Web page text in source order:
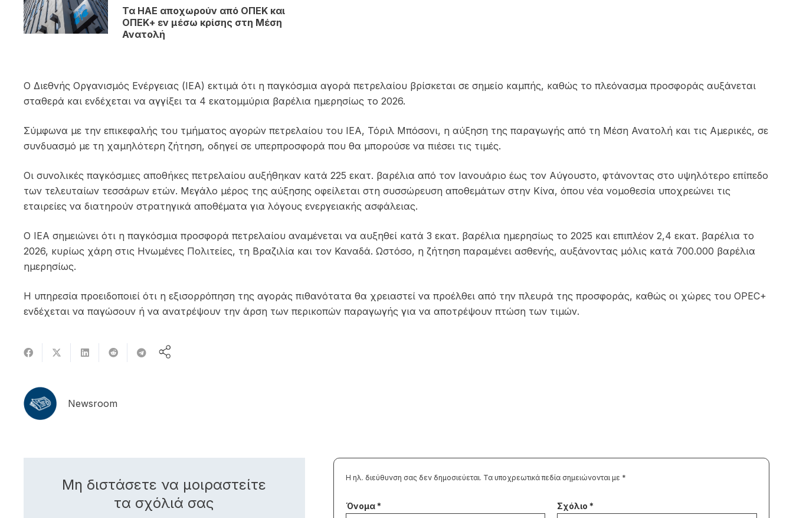
Τα ΗΑΕ αποχωρούν από ΟΠΕΚ και
ΟΠΕΚ+ εν μέσω κρίσης στη Μέση
Ανατολή
O Διεθνής Οργανισμός Ενέργειας (IEA) εκτιμά ότι η παγκόσμια αγορά πετρελαίου βρίσκεται σε σημείο καμπής, καθώς το πλεόνασμα προσφοράς αυξάνεται
σταθερά και ενδέχεται να αγγίξει τα 4 εκατομμύρια βαρέλια ημερησίως το 2026.
Σύμφωνα με την επικεφαλής του τμήματος αγορών πετρελαίου του IEA, Τόριλ Μπόσονι, η αύξηση της παραγωγής από τη Μέση Ανατολή και τις Αμερικές, σε
συνδυασμό με τη χαμηλότερη ζήτηση, οδηγεί σε υπερπροσφορά που θα μπορούσε να πιέσει τις τιμές.
Οι συνολικές παγκόσμιες αποθήκες πετρελαίου αυξήθηκαν κατά 225 εκατ. βαρέλια από τον Ιανουάριο έως τον Αύγουστο, φτάνοντας στο υψηλότερο επίπεδο
των τελευταίων τεσσάρων ετών. Μεγάλο μέρος της αύξησης οφείλεται στη συσσώρευση αποθεμάτων στην Κίνα, όπου νέα νομοθεσία υποχρεώνει τις
εταιρείες να διατηρούν στρατηγικά αποθέματα για λόγους ενεργειακής ασφάλειας.
Ο IEA σημειώνει ότι η παγκόσμια προσφορά πετρελαίου αναμένεται να αυξηθεί κατά 3 εκατ. βαρέλια ημερησίως το 2025 και επιπλέον 2,4 εκατ. βαρέλια το
2026, κυρίως χάρη στις Ηνωμένες Πολιτείες, τη Βραζιλία και τον Καναδά. Ωστόσο, η ζήτηση παραμένει ασθενής, αυξάνοντας μόλις κατά 700.000 βαρέλια
ημερησίως.
Η υπηρεσία προειδοποιεί ότι η εξισορρόπηση της αγοράς πιθανότατα θα χρειαστεί να προέλθει από την πλευρά της προσφοράς, καθώς οι χώρες του OPEC+
ενδέχεται να παγώσουν ή να ανατρέψουν την άρση των περικοπών παραγωγής για να αποτρέψουν πτώση των τιμών.
Newsroom
Μη διστάσετε να μοιραστείτε
τα σχόλιά σας
Η ηλ. διεύθυνση σας δεν δημοσιεύεται. Τα υποχρεωτικά πεδία σημειώνονται με *